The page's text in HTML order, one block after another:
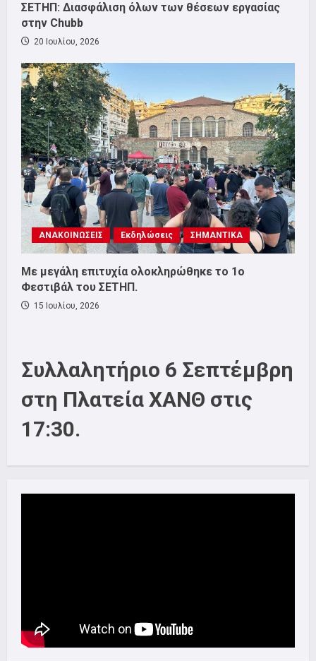
ΣΕΤΗΠ: Διασφάλιση όλων των θέσεων εργασίας
στην Chubb
20 Ιουλίου, 2026
ΑΝΑΚΟΙΝΩΣΕΙΣ Εκδηλώσεις ΣΗΜΑΝΤΙΚΑ
Με μεγάλη επιτυχία ολοκληρώθηκε το 1ο
Φεστιβάλ του ΣΕΤΗΠ.
15 Ιουλίου, 2026
Συλλαλητήριο 6 Σεπτέμβρη
στη Πλατεία ΧΑΝΘ στις
17:30.